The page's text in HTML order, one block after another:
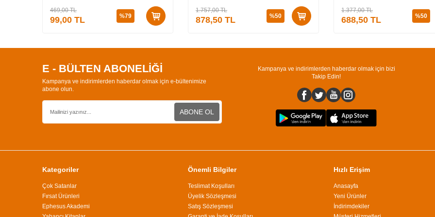
469,00TL
99,00 TL %79
1.757,00TL
878,50 TL %50
1.377,00TL
688,50 TL %50
E - BÜLTEN ABONELİĞİ
Kampanya ve indirimlerden haberdar olmak için e-bültenimize
abone olun.
ABONE OL
Kampanya ve indirimlerden haberdar olmak için bizi
Takip Edin!
Kategoriler
Çok Satanlar
Fırsat Ürünleri
Ephesus Akademi
Önemli Bilgiler
Teslimat Koşulları
Üyelik Sözleşmesi
Satış Sözleşmesi
Hızlı Erişim
Anasayfa
Yeni Ürünler
İndirimdekiler